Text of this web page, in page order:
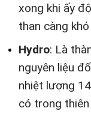
xong khi ấy
than càng khó
Hydro: Là
nguyên liệu
nhiệt lượng
có trong